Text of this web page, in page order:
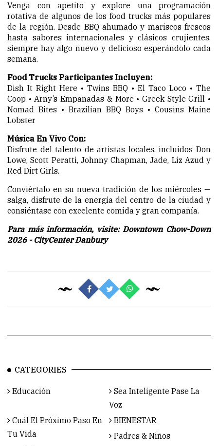
Venga con apetito y explore una programación
rotativa de algunos de los food trucks más populares
de la región. Desde BBQ ahumado y mariscos frescos
hasta sabores internacionales y clásicos crujientes,
siempre hay algo nuevo y delicioso esperándolo cada
semana.
Food Trucks Participantes Incluyen:
Dish It Right Here • Twins BBQ • El Taco Loco • The
Coop • Arny’s Empanadas & More • Greek Style Grill •
Nomad Bites • Brazilian BBQ Boys • Cousins Maine
Lobster
Música En Vivo Con:
Disfrute del talento de artistas locales, incluidos Don
Lowe, Scott Peratti, Johnny Chapman, Jade, Liz Azud y
Red Dirt Girls.
Conviértalo en su nueva tradición de los miércoles —
salga, disfrute de la energía del centro de la ciudad y
consiéntase con excelente comida y gran compañía.
Para más información, visite: Downtown Chow-Down
2026 - CityCenter Danbury
CATEGORIES
Educación
Sea Inteligente Pase La
Voz
Cuál El Próximo Paso En
Tu Vida
BIENESTAR
Padres & Niños